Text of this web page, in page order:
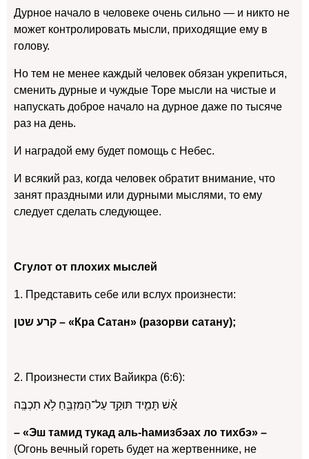
Дурное начало в человеке очень сильно — и никто не
может контролировать мысли, приходящие ему в
голову.
Но тем не менее каждый человек обязан укрепиться,
сменить дурные и чуждые Торе мысли на чистые и
напускать доброе начало на дурное даже по тысяче
раз на день.
И наградой ему будет помощь с Небес.
И всякий раз, когда человек обратит внимание, что
занят праздными или дурными мыслями, то ему
следует сделать следующее.
Сгулот от плохих мыслей
1. Представить себе или вслух произнести:
קרע שטן – «Кра Сатан» (разорви сатану);
2. Произнести стих Вайикра (6:6):
אֵ֗שׁ תָּמִ֛יד תּוּקַ֥ד עַל־הַמִּזְבֵּ֖חַ לֹ֥א תִכְבֶּֽה
– «Эш тамид тукад аль-hамизбэах ло тихбэ» –
(Огонь вечный гореть будет на жертвеннике, не